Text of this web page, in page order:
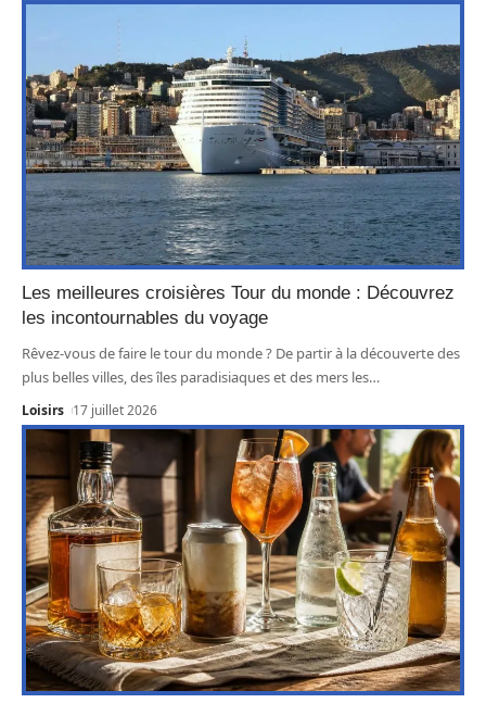
Les meilleures croisières Tour du monde : Découvrez
les incontournables du voyage
Rêvez-vous de faire le tour du monde ? De partir à la découverte des
plus belles villes, des îles paradisiaques et des mers les…
Loisirs 17 juillet 2026